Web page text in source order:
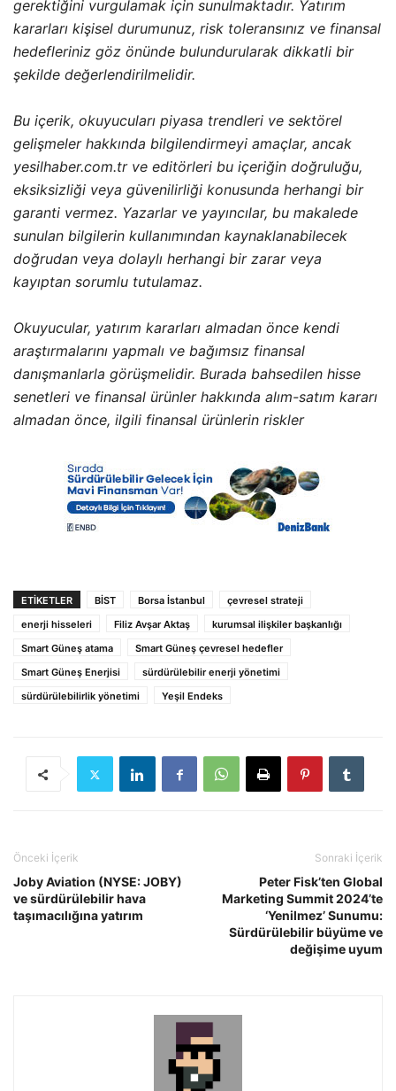
gerektiğini vurgulamak için sunulmaktadır. Yatırım
kararları kişisel durumunuz, risk toleransınız ve finansal
hedefleriniz göz önünde bulundurularak dikkatli bir
şekilde değerlendirilmelidir.
Bu içerik, okuyucuları piyasa trendleri ve sektörel
gelişmeler hakkında bilgilendirmeyi amaçlar, ancak
yesilhaber.com.tr ve editörleri bu içeriğin doğruluğu,
eksiksizliği veya güvenilirliği konusunda herhangi bir
garanti vermez. Yazarlar ve yayıncılar, bu makalede
sunulan bilgilerin kullanımından kaynaklanabilecek
doğrudan veya dolaylı herhangi bir zarar veya
kayıptan sorumlu tutulamaz.
Okuyucular, yatırım kararları almadan önce kendi
araştırmalarını yapmalı ve bağımsız finansal
danışmanlarla görüşmelidir. Burada bahsedilen hisse
senetleri ve finansal ürünler hakkında alım-satım kararı
almadan önce, ilgili finansal ürünlerin riskler
ETIKETLER BİST Borsa İstanbul
çevresel strateji
enerji hisseleri
Filiz Avşar Aktaş
kurumsal ilişkiler başkanlığı
Smart Güneş atama
Smart Güneş çevresel hedefler
Smart Güneş Enerjisi
sürdürülebilir enerji yönetimi
sürdürülebilirlik yönetimi
Yeşil Endeks
Önceki İçerik
Joby Aviation (NYSE: JOBY)
ve sürdürülebilir hava
taşımacılığına yatırım
Sonraki İçerik
Peter Fisk’ten Global
Marketing Summit 2024’te
‘Yenilmez’ Sunumu:
Sürdürülebilir büyüme ve
değişime uyum